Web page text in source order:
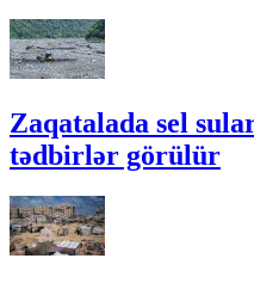
Zaqatalada sel
tədbirlər görülür